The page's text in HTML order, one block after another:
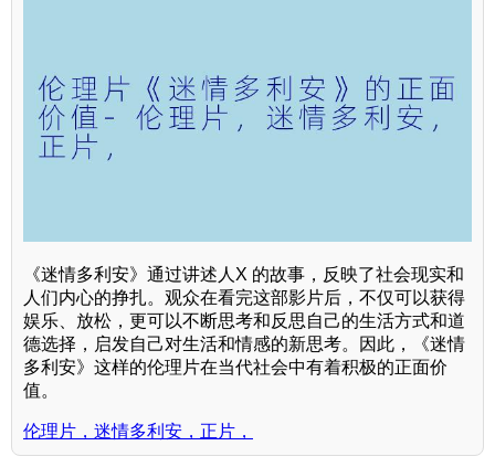
《迷情多利安》通过讲述人X 的故事，反映了社会现实和
人们内心的挣扎。观众在看完这部影片后，不仅可以获得
娱乐、放松，更可以不断思考和反思自己的生活方式和道
德选择，启发自己对生活和情感的新思考。因此，《迷情
多利安》这样的伦理片在当代社会中有着积极的正面价
值。
伦理片，迷情多利安，正片，